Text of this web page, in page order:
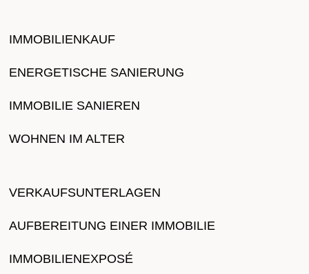
IMMOBILIENKAUF
ENERGETISCHE SANIERUNG
IMMOBILIE SANIEREN
WOHNEN IM ALTER
VERKAUFSUNTERLAGEN
AUFBEREITUNG EINER IMMOBILIE
IMMOBILIENEXPOSÉ